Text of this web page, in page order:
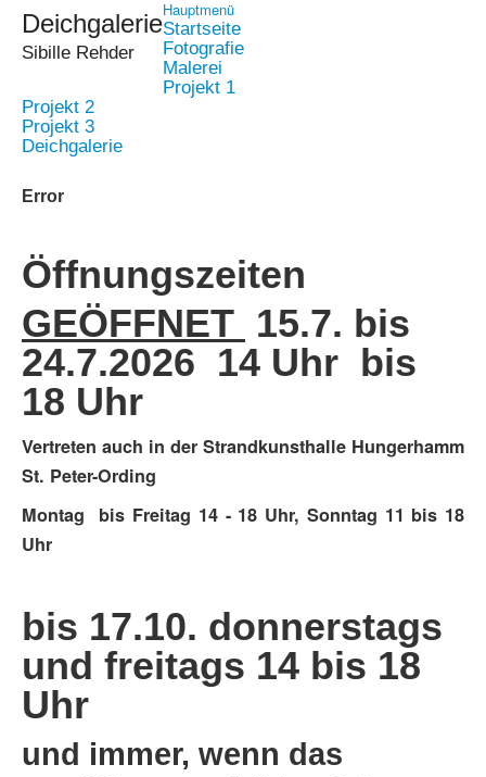
Deichgalerie
Sibille Rehder
Hauptmenü
Startseite
Fotografie
Malerei
Projekt 1
Projekt 2
Projekt 3
Deichgalerie
Error
Öffnungszeiten
GEÖFFNET 15.7. bis
24.7.2026 14 Uhr bis
18 Uhr
Vertreten auch in der Strandkunsthalle Hungerhamm
St. Peter-Ording
Montag bis Freitag 14 - 18 Uhr, Sonntag 11 bis 18
Uhr
bis 17.10. donnerstags
und freitags 14 bis 18
Uhr
und immer, wenn das